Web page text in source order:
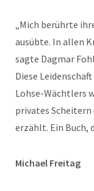
„Mich berührte
ausübte. In allen
sagte Dagmar
Diese
Lohse-Wächtlers
privates Scheitern
erzählt. Ein Buch,
Michael Freitag